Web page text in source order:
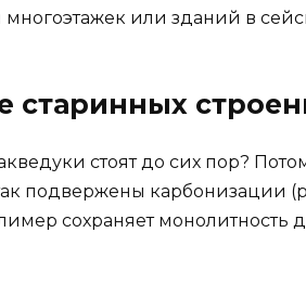
многоэтажек или зданий в
старинных
стоят до сих пор?
подвержены карбонизации
сохраняет монолитность